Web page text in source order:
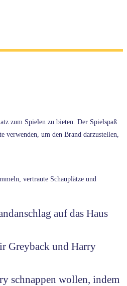
zum Spielen zu bieten. Der Spielspaß
verwenden, um den Brand darzustellen,
vertraute Schauplätze und
auf das Haus
Greyback und Harry
schnappen wollen, indem